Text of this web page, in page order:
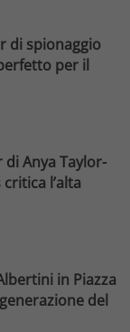
di spionaggio
per il
Anya Taylor-
critica l’alta
in Piazza
del